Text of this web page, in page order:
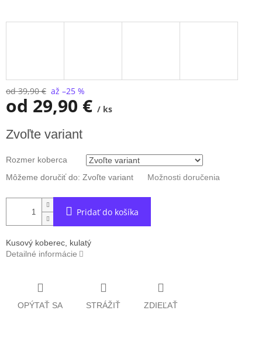
od 39,90 € až –25 %
od 29,90 € / ks
cena:
Zvoľte variant
Rozmer koberca
Môžeme doručiť do: Zvoľte variant Možnosti doručenia
Pridať do košíka
Kusový koberec, kulatý
Detailné informácie
OPÝTAŤ SA STRÁŽIŤ ZDIEĽAŤ